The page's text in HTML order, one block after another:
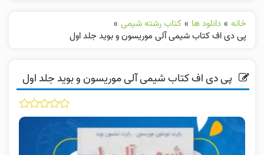
خانه » دانلود ها » کتاب رشته شیمی »
پی دی اف کتاب شیمی آلی موریسون و بوید جلد اول
پی دی اف کتاب شیمی آلی موریسون و بوید جلد اول